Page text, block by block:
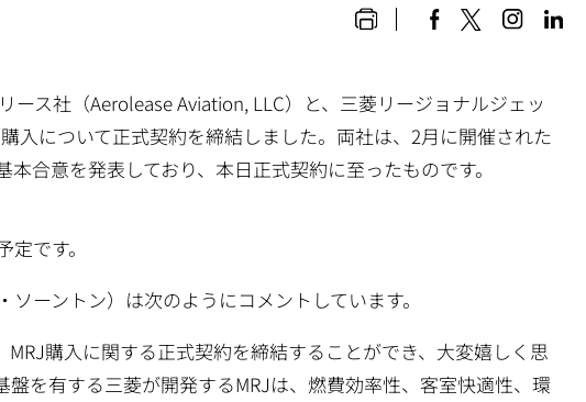
ス社（Aerolease Aviation, LLC）と、三菱リージョナルジェッ
入について正式契約を締結しました。両社は、2月に開催された
合意を発表しており、本日正式契約に至ったものです。
です。
ーントン）は次のようにコメントしています。
MRJ購入に関する正式契約を締結することができ、大変嬉しく思
を有する三菱が開発するMRJは、燃費効率性、客室快適性、環